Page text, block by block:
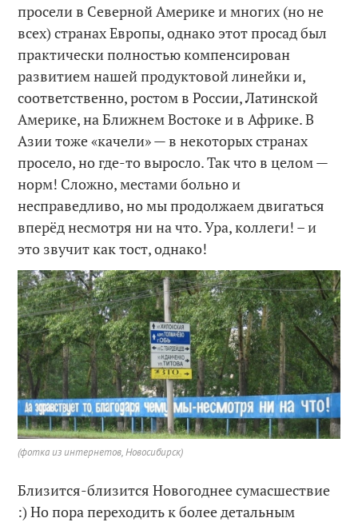
просели в Северной Америке и многих (но не
всех) странах Европы, однако этот просад был
практически полностью компенсирован
развитием нашей продуктовой линейки и,
соответственно, ростом в России, Латинской
Америке, на Ближнем Востоке и в Африке. В
Азии тоже «качели» — в некоторых странах
просело, но где-то выросло. Так что в целом —
норм! Сложно, местами больно и
несправедливо, но мы продолжаем двигаться
вперёд несмотря ни на что. Ура, коллеги! – и
это звучит как тост, однако!
(фотка из интернетов, Новосибирск)
Близится-близится Новогоднее сумасшествие
:) Но пора переходить к более детальным